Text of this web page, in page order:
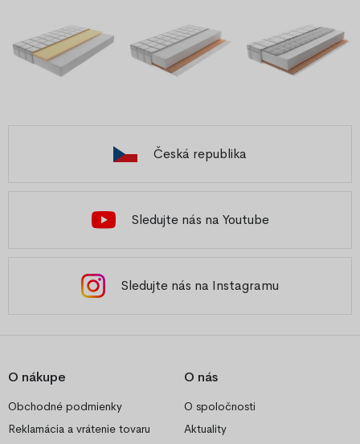
Česká republika
Sledujte nás na Youtube
Sledujte nás na Instagramu
O nákupe
Obchodné podmienky
Reklamácia a vrátenie tovaru
O nás
O spoločnosti
Aktuality